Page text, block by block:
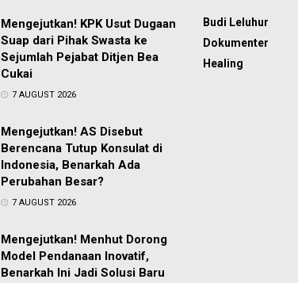
Mengejutkan! KPK Usut Dugaan
Suap dari Pihak Swasta ke
Sejumlah Pejabat Ditjen Bea
Cukai
7 AUGUST 2026
Mengejutkan! AS Disebut
Berencana Tutup Konsulat di
Indonesia, Benarkah Ada
Perubahan Besar?
7 AUGUST 2026
Mengejutkan! Menhut Dorong
Model Pendanaan Inovatif,
Benarkah Ini Jadi Solusi Baru
Budi Leluhur
Dokumenter
Healing